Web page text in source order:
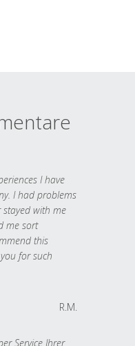
I have
I had problems
with me
me sort
this
for such
R.M.
Service Ihrer